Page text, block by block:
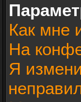
Как мне
На
Я